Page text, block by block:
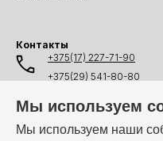
Мы используем
Мы используем наши
Контакты
+375(17) 227-71-90
+375(29) 541-80-80
+375(44) 541-80-80